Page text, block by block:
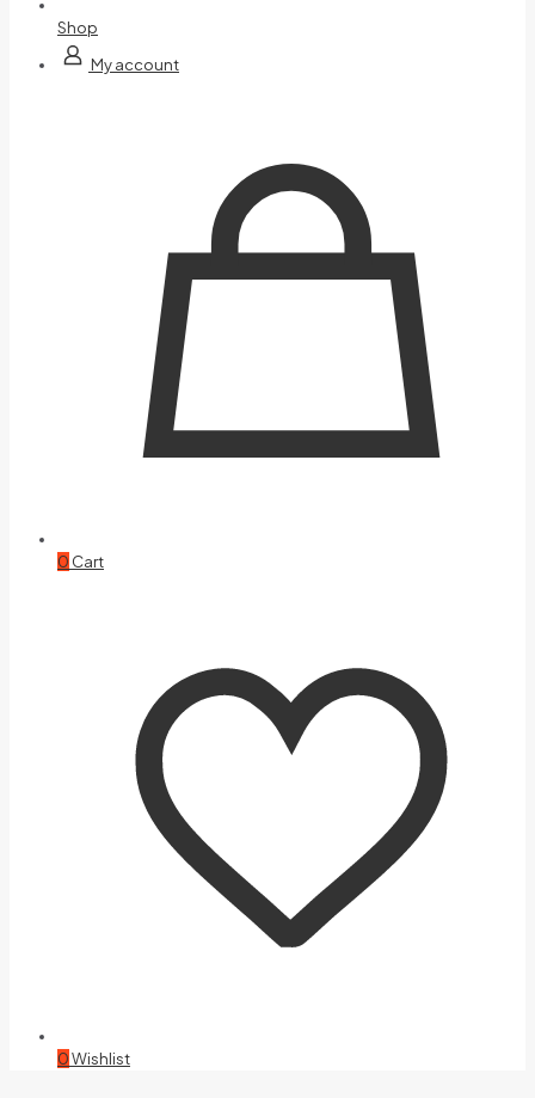
Shop
My account
0 Cart
0Wishlist